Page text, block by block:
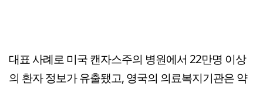
대표 사례로 미국 캔자스주의 병원에서 22만명 이상
의 환자 정보가 유출됐고, 영국의 의료복지기관은 약